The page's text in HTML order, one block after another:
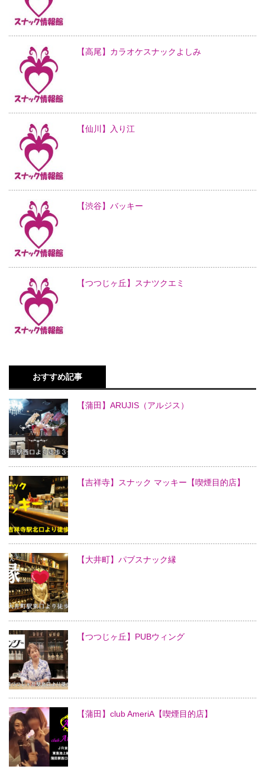
【高尾】カラオケスナックよしみ
【仙川】入り江
【渋谷】バッキー
【つつじヶ丘】スナツクエミ
おすすめ記事
【蒲田】ARUJIS（アルジス）
【吉祥寺】スナック マッキー【喫煙目的店】
【大井町】パブスナック縁
【つつじヶ丘】PUBウィング
【蒲田】club AmeriA【喫煙目的店】